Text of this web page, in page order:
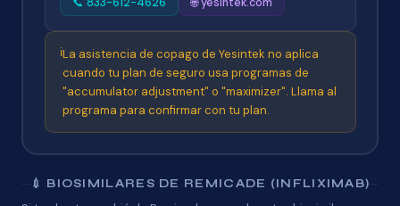
ℹ️La asistencia de copago de Yesintek no aplica
cuando tu plan de seguro usa programas de
"accumulator adjustment" o "maximizer". Llama al
programa para confirmar con tu plan.
💉 BIOSIMILARES DE REMICADE (INFLIXIMAB)